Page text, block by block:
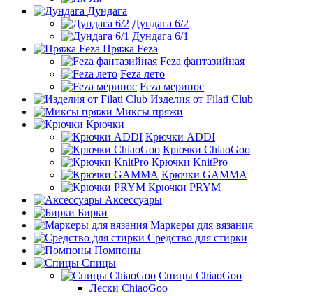
Дундага
Дундага 6/2
Дундага 6/1
Пряжа Feza
Feza фантазийная
Feza лето
Feza меринос
Изделия от Filati Club
Миксы пряжи
Крючки
Крючки ADDI
Крючки ChiaoGoo
Крючки KnitPro
Крючки GAMMA
Крючки PRYM
Аксессуары
Бирки
Маркеры для вязания
Средство для стирки
Помпоны
Спицы
Спицы ChiaoGoo
Лески ChiaoGoo